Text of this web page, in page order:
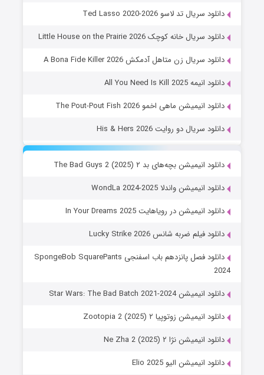
دانلود سریال تد لاسو Ted Lasso 2020-2026
دانلود سریال خانه کوچک Little House on the Prairie 2026
دانلود سریال زن متاهل آدمکش A Bona Fide Killer 2026
دانلود انیمه All You Need Is Kill 2025
دانلود انیمیشن ماهی اخمو The Pout-Pout Fish 2026
دانلود سریال دو روایت His & Hers 2026
دانلود انیمیشن بچه‌های بد ۲ The Bad Guys 2 (2025)
دانلود انیمیشن واندلا WondLa 2024-2025
دانلود انیمیشن در رویاهایت In Your Dreams 2025
دانلود فیلم ضربه شانس Lucky Strike 2026
دانلود فصل پانزدهم باب اسفنجی SpongeBob SquarePants
2024
دانلود انیمیشن Star Wars: The Bad Batch 2021-2024
دانلود انیمیشن زوتوپیا ۲ Zootopia 2 (2025)
دانلود انیمیشن نژا ۲ Ne Zha 2 (2025)
دانلود انیمیشن الیو Elio 2025